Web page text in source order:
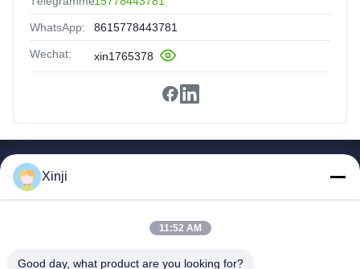
WhatsApp: 8615778443781
Wechat: xin1765378
Fil D'acier À Faible Teneur En Carbone
À Propos De Nous
Visite D'usine
Xinji
11:52 AM
Good day, what product are you looking for?